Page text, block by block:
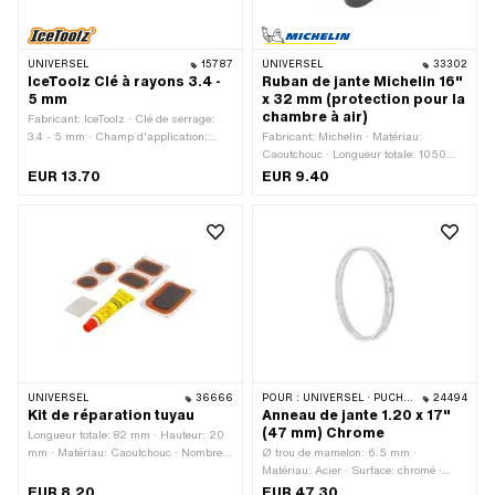
UNIVERSEL 15787
IceToolz Clé à rayons 3.4 -
5 mm
Fabricant: IceToolz · Clé de serrage:
3.4 - 5 mm · Champ d'application:
EUR 13.70
UNIVERSEL 33302
Ruban de jante Michelin 16"
x 32 mm (protection pour la
chambre à air)
Fabricant: Michelin · Matériau:
Caoutchouc · Longueur totale: 1050
mm · Couleur: noir · Largeur: 32 mm ·
EUR 9.40
UNIVERSEL 36666
Kit de réparation tuyau
Longueur totale: 82 mm · Hauteur: 20
mm · Matériau: Caoutchouc · Nombre
mm
POUR : UNIVERSEL · PUCH · SACHS · ZÜNDAPP BELMONDO 24494
Anneau de jante 1.20 x 17"
(47 mm) Chrome
Ø trou de mamelon: 6.5 mm ·
Matériau: Acier · Surface: chromé ·
Diamètre nominal: 433 mm · Couleur: